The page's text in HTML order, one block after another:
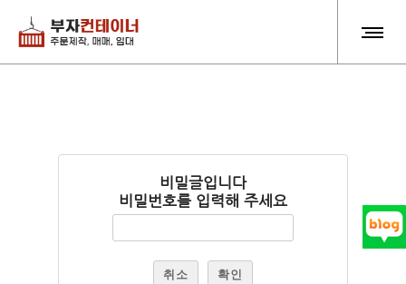
비밀글입니다
비밀번호를 입력해 주세요
취소 확인